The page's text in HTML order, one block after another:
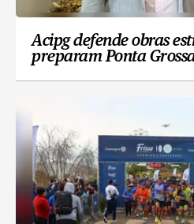
Acipg defende obras
preparam Ponta